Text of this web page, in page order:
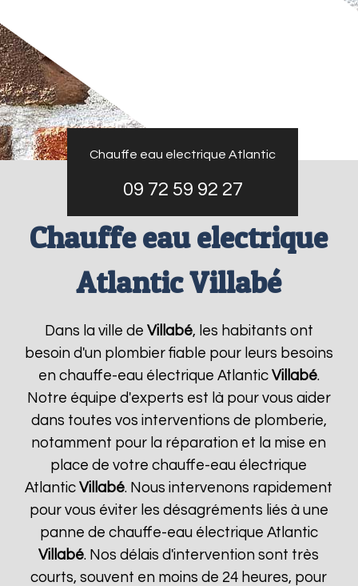
Chauffe eau electrique Atlantic
09 72 59 92 27
Chauffe eau electrique
Atlantic Villabé
Dans la ville de Villabé, les habitants ont
besoin d'un plombier fiable pour leurs besoins
en chauffe-eau électrique Atlantic Villabé.
Notre équipe d'experts est là pour vous aider
dans toutes vos interventions de plomberie,
notamment pour la réparation et la mise en
place de votre chauffe-eau électrique
AtlanticVillabé. Nous intervenons rapidement
pour vous éviter les désagréments liés à une
panne de chauffe-eau électrique Atlantic
Villabé. Nos délais d'intervention sont très
courts, souvent en moins de 24 heures, pour